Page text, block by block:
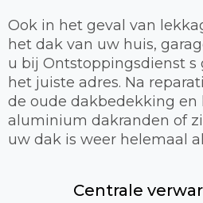
Ook in het geval van
het dak van uw huis,
u bij Ontstoppingsdienst s
het juiste adres. Na
de oude dakbedekking en
aluminium dakranden of
uw dak is weer helemaal
Centrale